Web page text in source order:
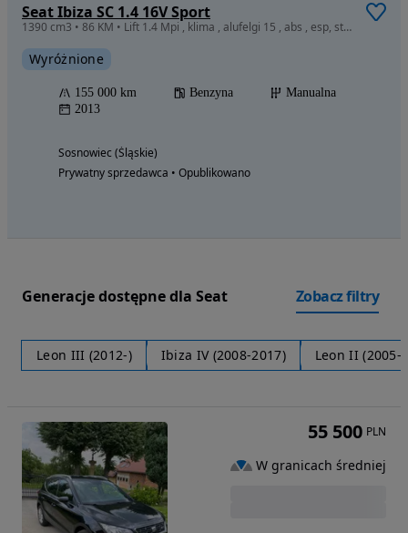
Seat Ibiza SC 1.4 16V Sport
1390 cm3 • 86 KM • Lift 1.4 Mpi , klima , alufelgi 15 , abs , esp, stan bdb
Wyróżnione
155 000 km Benzyna
Manualna
2013
Sosnowiec (Śląskie)
Prywatny sprzedawca • Opublikowano
Generacje dostępne dla Seat Zobacz filtry
Leon III (2012-) Ibiza IV (2008-2017) Leon II (2005-
55 500 PLN
W granicach średniej